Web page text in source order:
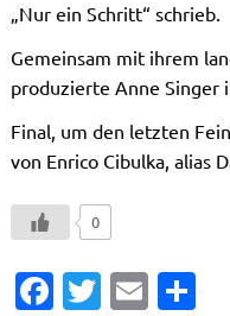
„Nur ein Schritt“ schrieb.
Gemeinsam mit ihrem
produzierte Anne Singer
Final, um den letzten
von Enrico Cibulka, alias
0
Fa T E T